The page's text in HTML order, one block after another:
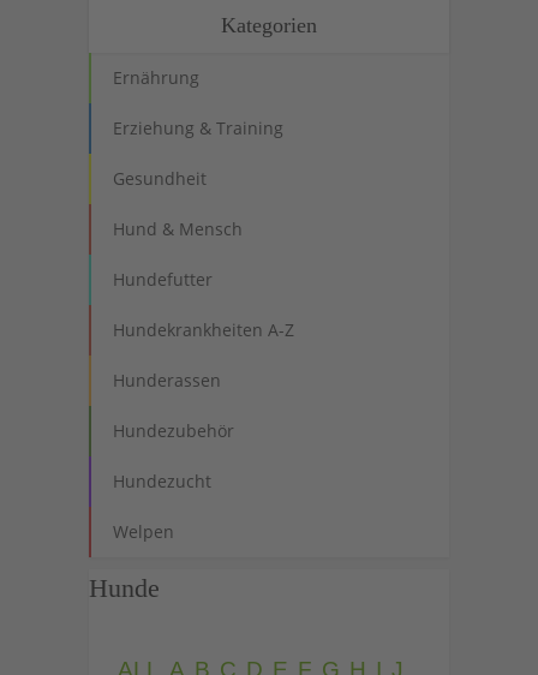
Kategorien
Ernährung
Erziehung & Training
Gesundheit
Hund & Mensch
Hundefutter
Hundekrankheiten A-Z
Hunderassen
Hundezubehör
Hundezucht
Welpen
Hunde
ALL A B C D E F G H I J